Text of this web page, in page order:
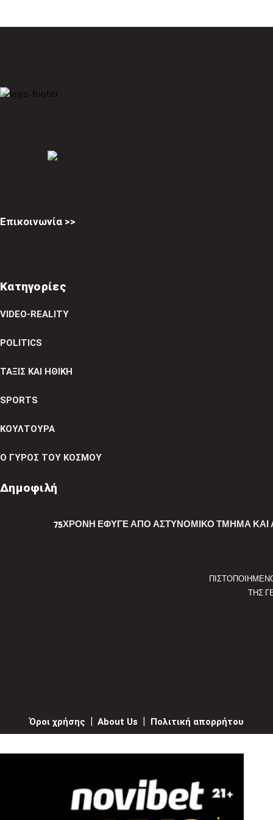
Επικοινωνία >>
Κατηγορίες
VIDEO-REALITY
POLITICS
ΤΑΞΙΣ ΚΑΙ ΗΘΙΚΗ
SPORTS
ΚΟΥΛΤΟΥΡΑ
Ο ΓΥΡΟΣ ΤΟΥ ΚΟΣΜΟΥ
Δημοφιλή
75ΧΡΟΝΗ ΈΦΥΓΕ ΑΠΌ ΑΣΤΥΝΟΜΙΚΌ ΤΜΉΜΑ
ΤΗΣ
Όροι χρήσης About Us Πολιτική απορρήτου